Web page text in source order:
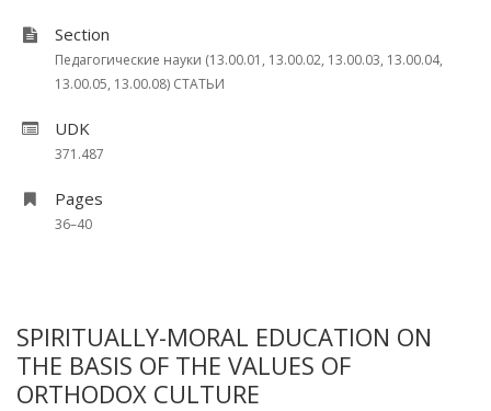
Section
Педагогические науки (13.00.01, 13.00.02, 13.00.03, 13.00.04,
13.00.05, 13.00.08) СТАТЬИ
UDK
371.487
Pages
36–40
SPIRITUALLY-MORAL EDUCATION ON
THE BASIS OF THE VALUES OF
ORTHODOX CULTURE